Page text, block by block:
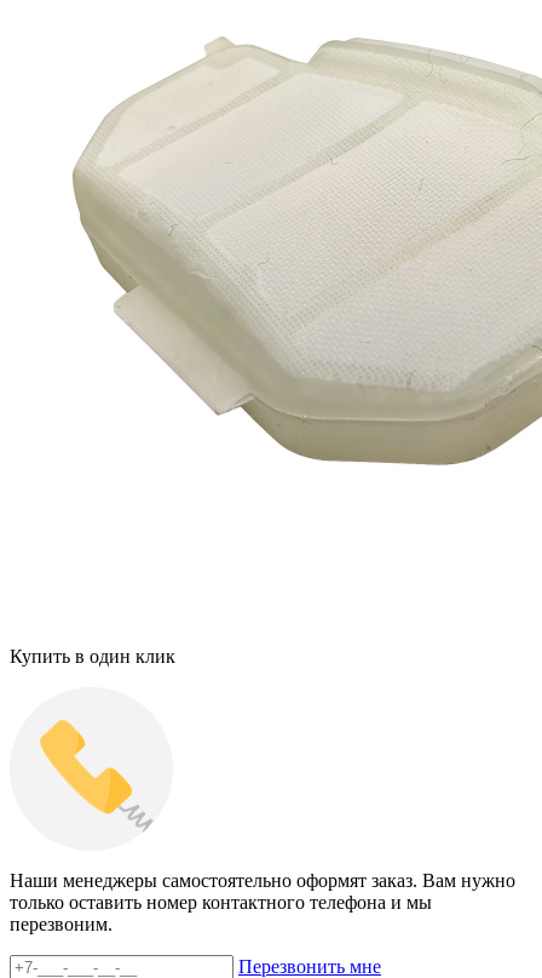
Купить в один клик
Наши менеджеры самостоятельно оформят заказ. Вам нужно
только оставить номер контактного телефона и мы
перезвоним.
Перезвонить мне